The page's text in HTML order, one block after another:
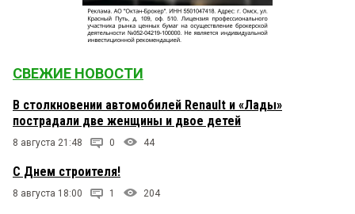
СВЕЖИЕ НОВОСТИ
В столкновении автомобилей Renault и «Лады»
пострадали две женщины и двое детей
8 августа 21:48 0 44
С Днем строителя!
8 августа 18:00 1 204